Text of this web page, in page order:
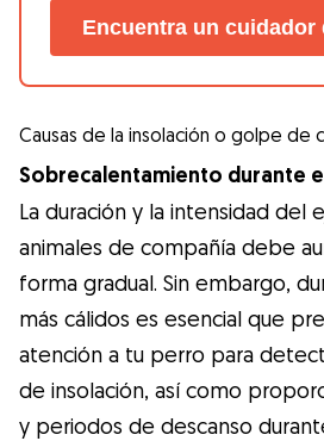
Encuentra un cuidador
Causas de la insolación o golpe de
Sobrecalentamiento durante
La duración y la intensidad del
animales de compañía debe
forma gradual. Sin embargo,
más cálidos es esencial que
atención a tu perro para
de insolación, así como
y periodos de descanso